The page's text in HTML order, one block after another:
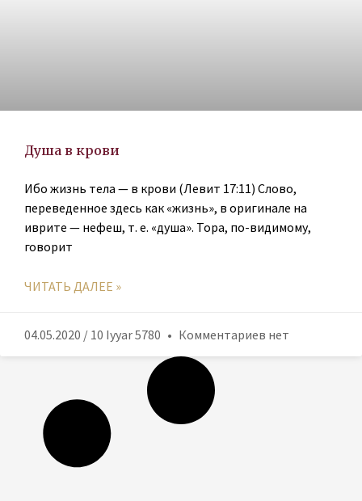
Душа в крови
Ибо жизнь тела — в крови (Левит 17:11) Слово,
переведенное здесь как «жизнь», в оригинале на
иврите — нефеш, т. е. «душа». Тора, по-видимому,
говорит
ЧИТАТЬ ДАЛЕЕ »
04.05.2020 / 10 Iyyar 5780 Комментариев нет